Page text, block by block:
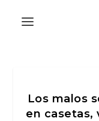
Los malos
en casetas,